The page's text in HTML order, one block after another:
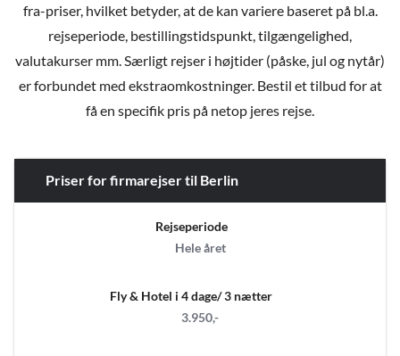
fra-priser, hvilket betyder, at de kan variere baseret på bl.a.
rejseperiode, bestillingstidspunkt, tilgængelighed,
valutakurser mm. Særligt rejser i højtider (påske, jul og nytår)
er forbundet med ekstraomkostninger. Bestil et tilbud for at
få en specifik pris på netop jeres rejse.
Priser for firmarejser til Berlin
Rejseperiode
Hele året
Fly & Hotel i 4 dage/ 3 nætter
3.950,-